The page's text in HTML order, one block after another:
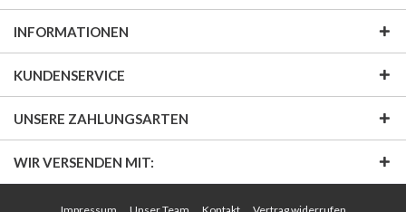
INFORMATIONEN
KUNDENSERVICE
UNSERE ZAHLUNGSARTEN
WIR VERSENDEN MIT: